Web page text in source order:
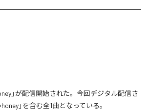
」が配信開始された。今回デジタル配信さ
」を含む全1曲となっている。